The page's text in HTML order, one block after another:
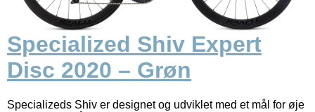
Specialized Shiv Expert
Disc 2020 – Grøn
Specializeds Shiv er designet og udviklet med et mål for øje